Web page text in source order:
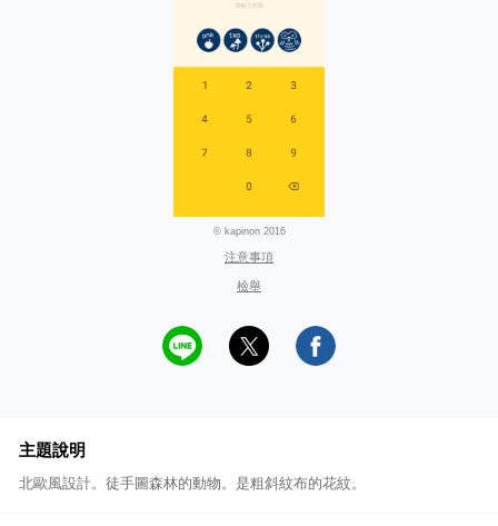
© kapinon 2016
注意事項
檢舉
主題說明
北歐風設計。徒手圖森林的動物。是粗斜紋布的花紋。